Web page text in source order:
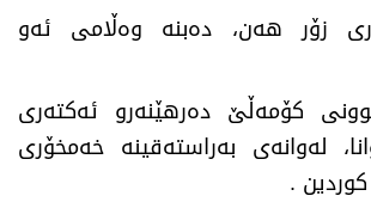
زۆر هەن، دەبنە وەڵامی ئەو
كۆمەڵێ‌ دەرهێنەرو ئەكتەری
لەوانەی بەراستەقینە خەمخۆری
.